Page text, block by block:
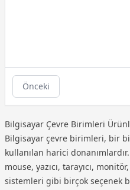
Önceki
Bilgisayar Çevre Birimleri
Bilgisayar çevre birimleri, bir
kullanılan harici
mouse, yazıcı, tarayıcı,
sistemleri gibi birçok seçenek